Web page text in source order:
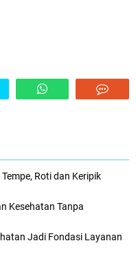
Roti dan Keripik
Kesehatan Tanpa
Jadi Fondasi Layanan